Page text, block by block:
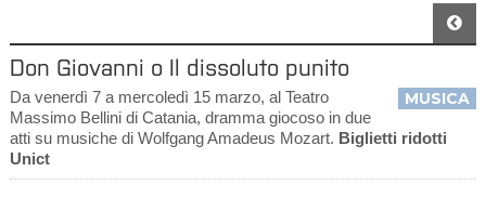
Don Giovanni o Il dissoluto punito
MUSICA
Da venerdì 7 a mercoledì 15 marzo, al Teatro
Massimo Bellini di Catania, dramma giocoso in due
atti su musiche di Wolfgang Amadeus Mozart. Biglietti ridotti
Unict